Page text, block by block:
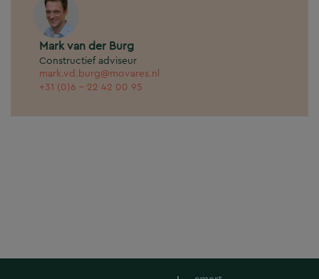
Mark van der Burg
Constructief adviseur
mark.vd.burg@movares.nl
+31 (0)6 - 22 42 00 95